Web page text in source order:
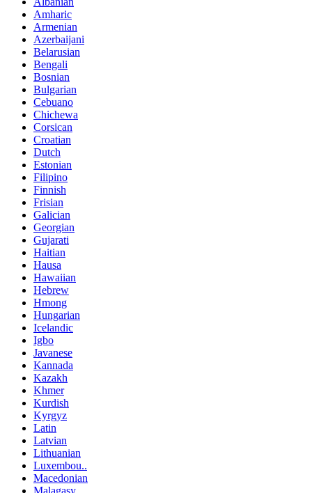
Amharic
Armenian
Azerbaijani
Belarusian
Bengali
Bosnian
Bulgarian
Cebuano
Chichewa
Corsican
Croatian
Dutch
Estonian
Filipino
Finnish
Frisian
Galician
Georgian
Gujarati
Haitian
Hausa
Hawaiian
Hebrew
Hmong
Hungarian
Icelandic
Igbo
Javanese
Kannada
Kazakh
Khmer
Kurdish
Kyrgyz
Latin
Latvian
Lithuanian
Luxembou..
Macedonian
Malagasy